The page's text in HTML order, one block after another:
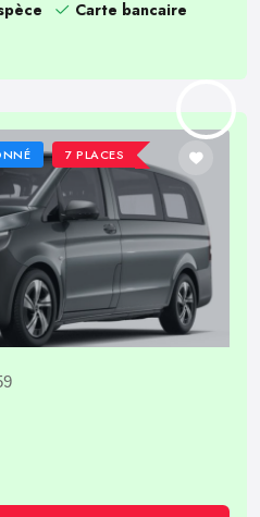
Carte bancaire
7 PLACES